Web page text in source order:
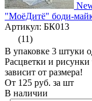
"МоёДитё" боди-
Артикул: БК013
(11)
В упаковке 3 штуки
Расцветки и
зависит от размера!
От 125 руб. за шт
В наличии